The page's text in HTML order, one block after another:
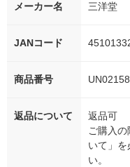
メーカー名 三洋堂
JANコード
商品番号 UN02158
返品について
返品可
ご購入
いて」を
い。